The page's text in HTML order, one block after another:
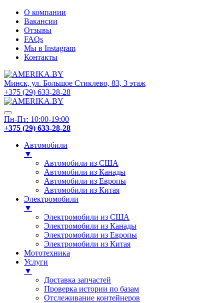
О компании
Вакансии
Отзывы
FAQs
Мы в Instagram
Контакты
Минск, ул. Большое Стиклево, 83, 3 этаж
+375 (29) 633-28-28
Пн-Пт: 10:00-19:00
+375 (29) 633-28-28
Автомобили
▼
Автомобили из США
Автомобили из Канады
Автомобили из Европы
Автомобили из Китая
Электромобили
▼
Электромобили из США
Электромобили из Канады
Электромобили из Европы
Электромобили из Китая
Мототехника
Услуги
▼
Доставка запчастей
Проверка истории по базам
Отслеживание контейнеров